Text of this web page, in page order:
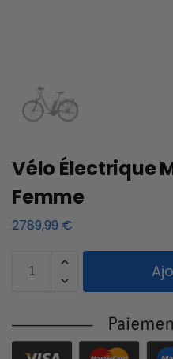
Vélo Électrique
Femme
2789,99 €